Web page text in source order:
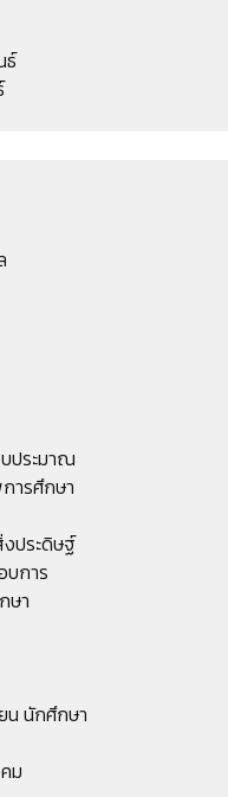
ธ์
ประมาณ
ารศึกษา
ประดิษฐ์
บการ
ษา
น นักศึกษา
ม